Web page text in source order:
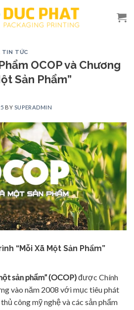
TIN TỨC
OCOP và Chương
Sản Phẩm”
BY SUPERADMIN
“Mỗi Xã Một Sản Phẩm”
sản phẩm” (OCOP)được Chính
vào năm 2008 với mục tiêu phát
công mỹ nghệ và các sản phẩm